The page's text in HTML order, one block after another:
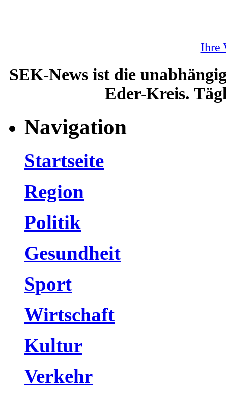
Ihre
SEK-News ist die
Eder-Kreis.
Navigation
Startseite
Region
Politik
Gesundheit
Sport
Wirtschaft
Kultur
Verkehr